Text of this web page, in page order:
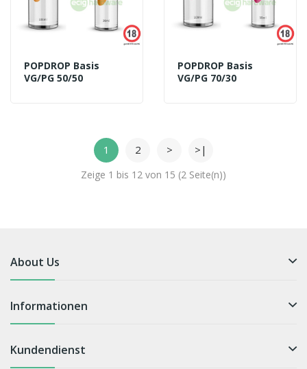
POPDROP Basis
VG/PG 50/50
POPDROP Basis
VG/PG 70/30
1 2 > >|
Zeige 1 bis 12 von 15 (2 Seite(n))
About Us
Informationen
Kundendienst